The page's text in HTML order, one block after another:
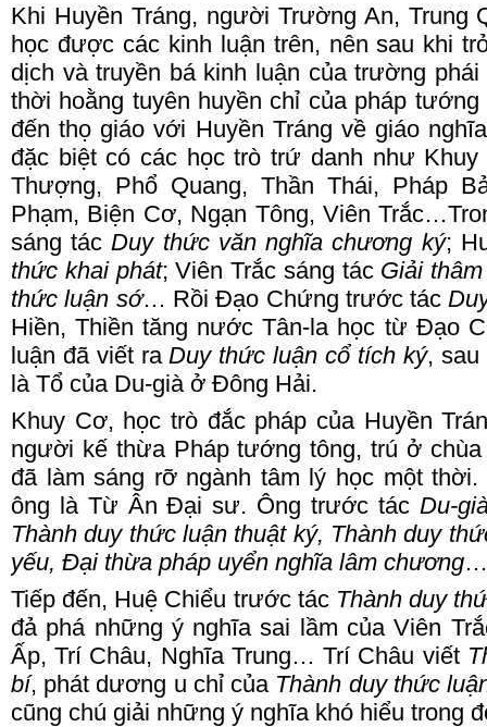
Khi Huyền Tráng, người Trường An, Trung
học được các kinh luận trên, nên sau khi
dịch và truyền bá kinh luận của trường
thời hoằng tuyên huyền chỉ của pháp
đến thọ giáo với Huyền Tráng về giáo
đặc biệt có các học trò trứ danh như Khuy
Thượng, Phổ Quang, Thần Thái, Pháp B
Phạm, Biện Cơ, Ngạn Tông, ViênT
sáng tác Duy thức văn nghĩa chương ký;
thức khai phát; ViênTrắc sáng tác Giải
thức luận sớ… Rồi Đạo Chứng trước tác
Hiền,Thiền tăng nước Tân-la học từ Đạo C
luận đã viết ra Duy thức luận cổ tích ký, sau
là Tổ của Du-già ở Đông Hải.
Khuy Cơ, học trò đắc pháp của HuyềnT
người kế thừa Pháp tướng tông, trú ở
đã làm sáng rỡ ngành tâm lý học một
ông là Từ ÂnĐại sư. Ông trước tác Du-
Thành duy thức luận thuật ký, Thành duy
yếu, Đại thừa pháp uyển nghĩa lâm chương…
Tiếp đến, Huệ Chiểu trước tác Thành duy
đả phá những ý nghĩa sai lầm của Viên T
Ấp, Trí Châu, Nghĩa Trung… Trí Châu viết
bí, phát dương u chỉ của Thành duy thức
cũng chú giải những ý nghĩa khó hiểu trong